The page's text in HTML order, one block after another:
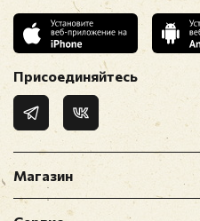
Магазин
Присоединяйтесь